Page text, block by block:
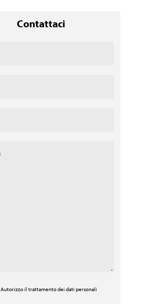
Contattaci
Autorizzo il trattamento dei dati personali